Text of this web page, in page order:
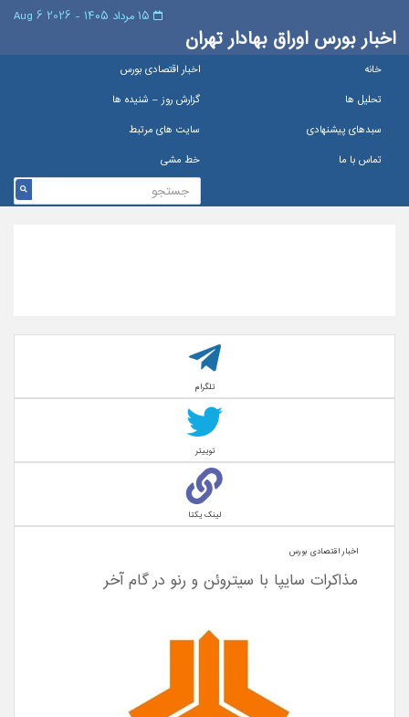
اخبار بورس اوراق بهادار تهران
خانه
اخبار اقتصادی بورس
تحلیل ها
گزارش روز – شنيده ها
سبدهای پیشنهادی
سایت های مرتبط
تماس با ما
خط مشی
تلگرام
توییتر
لینک یکتا
اخبار اقتصادی بورس
مذاکرات سایپا با سیتروئن و رنو در گام آخر